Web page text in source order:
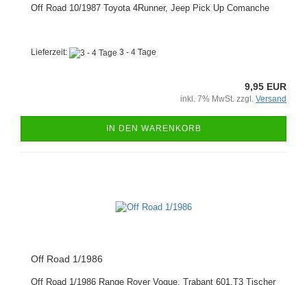
Off Road 10/1987 Toyota 4Runner, Jeep Pick Up Comanche
Lieferzeit: 3 - 4 Tage
9,95 EUR
inkl. 7% MwSt. zzgl. Versand
IN DEN WARENKORB
Off Road 1/1986
Off Road 1/1986 Range Rover Vogue, Trabant 601,T3 Tischer